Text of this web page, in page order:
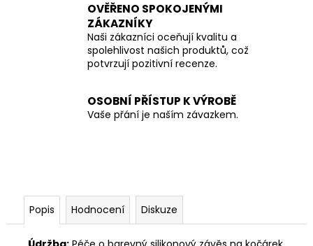
OVĚŘENO SPOKOJENÝMI
ZÁKAZNÍKY
Naši zákazníci oceňují kvalitu a
spolehlivost našich produktů, což
potvrzují pozitivní recenze.
OSOBNÍ PŘÍSTUP K VÝROBĚ
Vaše přání je naším závazkem.
Popis Hodnocení Diskuze